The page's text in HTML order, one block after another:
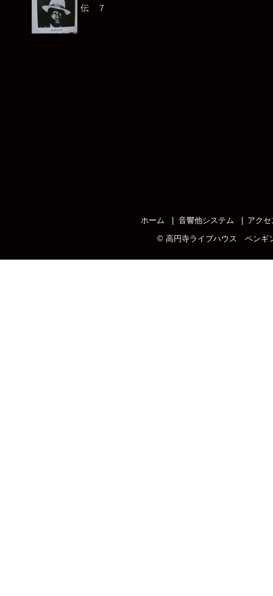
伝 ７
ホーム 音響他システム
アクセ
© 高円寺ライブハウス ペンギ